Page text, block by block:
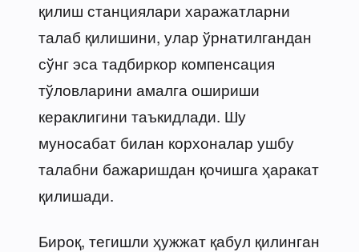
қилиш станциялари харажатларни
талаб қилишини, улар ўрнатилгандан
сўнг эса тадбиркор компенсация
тўловларини амалга ошириши
кераклигини таъкидлади. Шу
муносабат билан корхоналар ушбу
талабни бажаришдан қочишга ҳаракат
қилишади.
Бироқ, тегишли ҳужжат қабул қилинган